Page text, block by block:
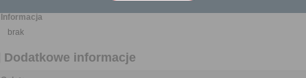
Informacja
brak
Dodatkowe informacje